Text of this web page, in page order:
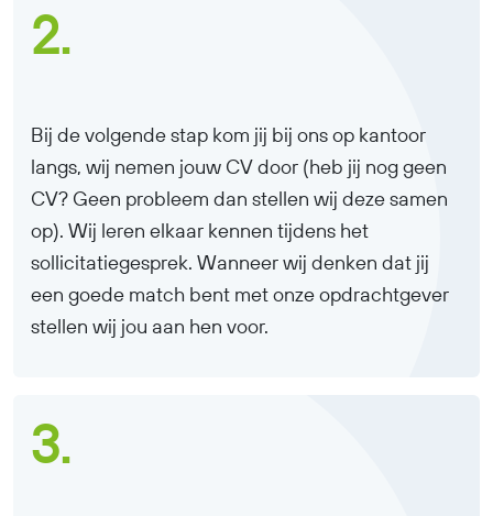
2.
Bij de volgende stap kom jij bij ons op kantoor
langs, wij nemen jouw CV door (heb jij nog geen
CV? Geen probleem dan stellen wij deze samen
op). Wij leren elkaar kennen tijdens het
sollicitatiegesprek. Wanneer wij denken dat jij
een goede match bent met onze opdrachtgever
stellen wij jou aan hen voor.
3.